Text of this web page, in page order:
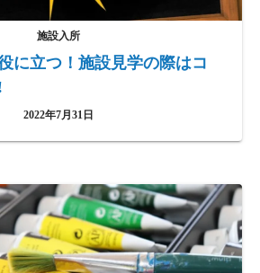
施設入所
に立つ！施設見学の際はコ
2022年7月31日